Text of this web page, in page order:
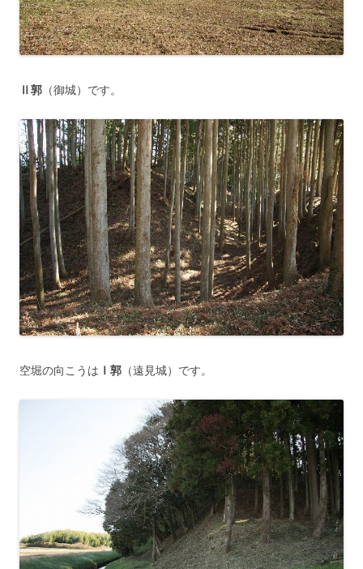
Ⅱ郭 （御城）です。
空堀の向こうは Ⅰ郭 （遠見城）です。